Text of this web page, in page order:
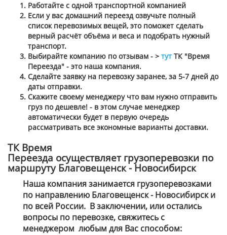
Работайте с одной транспортной компанией
Если у вас домашний переезд озвучьте полный
список перевозимых вещей, это поможет сделать
верный расчёт объёма и веса и подобрать нужный
транспорт.
Выбирайте компанию по отзывам - > тут ТК "Время
Переезда" - это наша компания.
Сделайте заявку на перевозку заранее, за 5-7 дней до
даты отправки.
Скажите своему менеджеру что вам нужно отправить
груз по дешевле! - в этом случае менеджер
автоматически будет в первую очередь
рассматривать все экономные варианты доставки.
ТК Время
Переезда осуществляет грузоперевозки по
маршруту Благовещенск - Новосибирск
Наша компания занимается грузоперевозками
по направлению Благовещенск - Новосибирск и
по всей России. В заключении, или остались
вопросы по перевозке, свяжитесь с
менеджером любым для Вас способом: